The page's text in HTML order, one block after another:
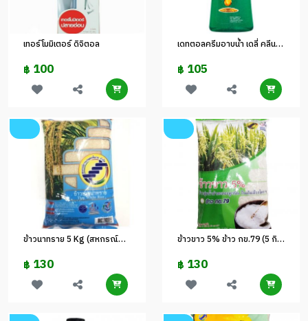
เทอร์โมมิเตอร์ ดิจิตอล
฿ 100
เดทตอลครีมอาบน้ำ เดลี่ คลีน 450 มล
฿ 105
ข้าวนาทราย 5 Kg (สหกรณ์พิมาย)
฿ 130
ข้าวขาว 5% ข้าว กข.79 (5 กิโล)
฿ 130